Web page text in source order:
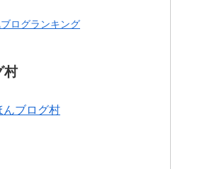
ログランキング
村
んブログ村